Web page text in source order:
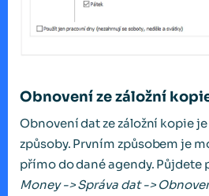
Obnovení ze záložní
Obnovení dat ze záložní kopie
způsoby. Prvním způsobem je
přímo do dané agendy. Půjdete
Money -> Správa dat ->